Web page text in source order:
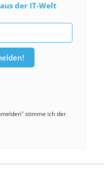
der IT-Welt
stimme ich der